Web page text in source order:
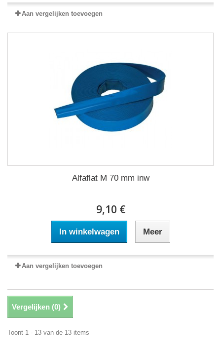
Aan vergelijken toevoegen
Alfaflat M 70 mm inw
9,10 €
In winkelwagen Meer
Aan vergelijken toevoegen
Vergelijken (0)
Toont 1 - 13 van de 13 items